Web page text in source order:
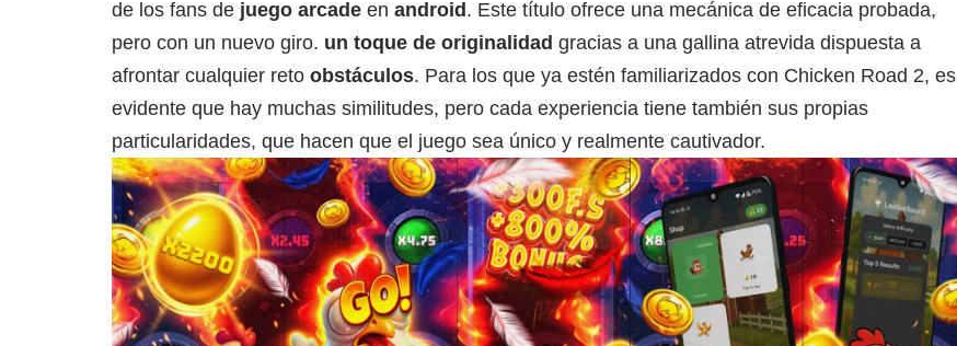
de los fans de juego arcade en android . Este título ofrece una mecánica de eficacia probada,
pero con un nuevo giro. un toque de originalidad gracias a una gallina atrevida dispuesta a
afrontar cualquier reto obstáculos. Para los que ya estén familiarizados con Chicken Road 2, es
evidente que hay muchas similitudes, pero cada experiencia tiene también sus propias
particularidades, que hacen que el juego sea único y realmente cautivador.